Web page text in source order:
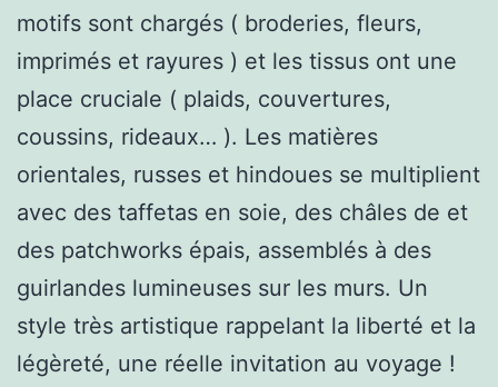
motifs sont chargés ( broderies, fleurs,
imprimés et rayures ) et les tissus ont une
place cruciale ( plaids, couvertures,
coussins, rideaux… ). Les matières
orientales, russes et hindoues se multiplient
avec des taffetas en soie, des châles de et
des patchworks épais, assemblés à des
guirlandes lumineuses sur les murs. Un
style très artistique rappelant la liberté et la
légèreté, une réelle invitation au voyage !